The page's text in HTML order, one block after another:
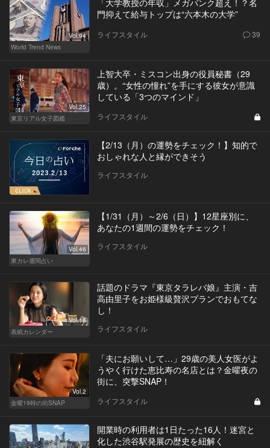
Vol.94
World Trend News
「大学教授の年収」メガバンク超え！？名
門抑えて給与トップは“六本木の大学”
ライフスタイル 39
Vol.25
東京リアル女子図鑑
上智大卒・ミスコン出身の役員秘書（29
歳）。“女性の憧れ”を手にする彼女が意識
している「3つのマインド」
ライフスタイル
【2/13（月）の運勢をチェック！】知的で
おしゃれな人と縁ができそう
ライフスタイル
Vol.46
東カレ週間占い
【1/31（月）～2/6（日）】12星座別に、
あなたの1週間の運勢をチェック！
ライフスタイル
Vol.18
表紙カレンダー
話題のドラマ『東京タラレバ娘』主演・吉
高由里子をお姫様級贅沢プランでおもてな
し！
ライフスタイル
Vol.2
金曜19時の街SNAP
「夫にお願いして…」29歳の美人女医がよ
うやく行けた恵比寿の名店とは？金曜夜の
街に、突撃SNAP！
ライフスタイル
開業時の利用者は1日たった16人！迷宮と
化した渋谷駅発展の歴史を紐解く